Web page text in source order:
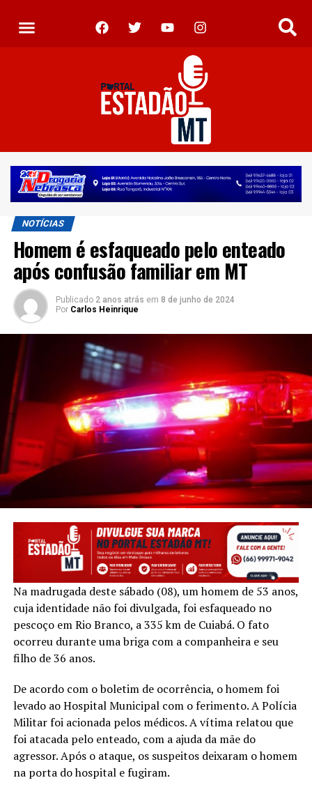
NOTÍCIAS
Homem é esfaqueado pelo enteado
após confusão familiar em MT
Publicado 2 anos atrás em 8 de junho de 2024
Por Carlos Heinrique
Na madrugada deste sábado (08), um homem de 53 anos,
cuja identidade não foi divulgada, foi esfaqueado no
pescoço em Rio Branco, a 335 km de Cuiabá. O fato
ocorreu durante uma briga com a companheira e seu
filho de 36 anos.
De acordo com o boletim de ocorrência, o homem foi
levado ao Hospital Municipal com o ferimento. A Polícia
Militar foi acionada pelos médicos. A vítima relatou que
foi atacada pelo enteado, com a ajuda da mãe do
agressor. Após o ataque, os suspeitos deixaram o homem
na porta do hospital e fugiram.